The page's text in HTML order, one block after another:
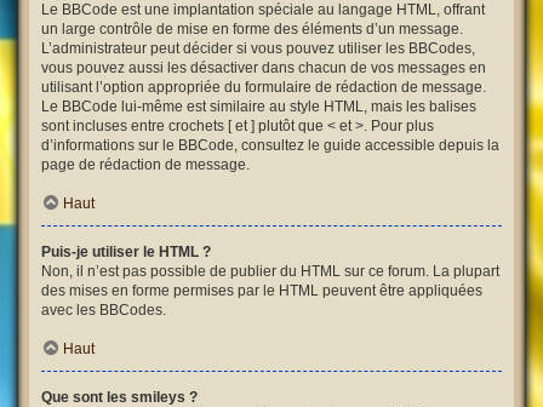
Le BBCode est une implantation spéciale au langage HTML, offrant
un large contrôle de mise en forme des éléments d’un message.
L’administrateur peut décider si vous pouvez utiliser les BBCodes,
vous pouvez aussi les désactiver dans chacun de vos messages en
utilisant l’option appropriée du formulaire de rédaction de message.
Le BBCode lui-même est similaire au style HTML, mais les balises
sont incluses entre crochets [ et ] plutôt que < et >. Pour plus
d’informations sur le BBCode, consultez le guide accessible depuis la
page de rédaction de message.
Haut
Puis-je utiliser le HTML ?
Non, il n’est pas possible de publier du HTML sur ce forum. La plupart
des mises en forme permises par le HTML peuvent être appliquées
avec les BBCodes.
Haut
Que sont les smileys ?